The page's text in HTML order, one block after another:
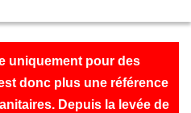
uniquement pour des
donc plus une référence
Depuis la levée de